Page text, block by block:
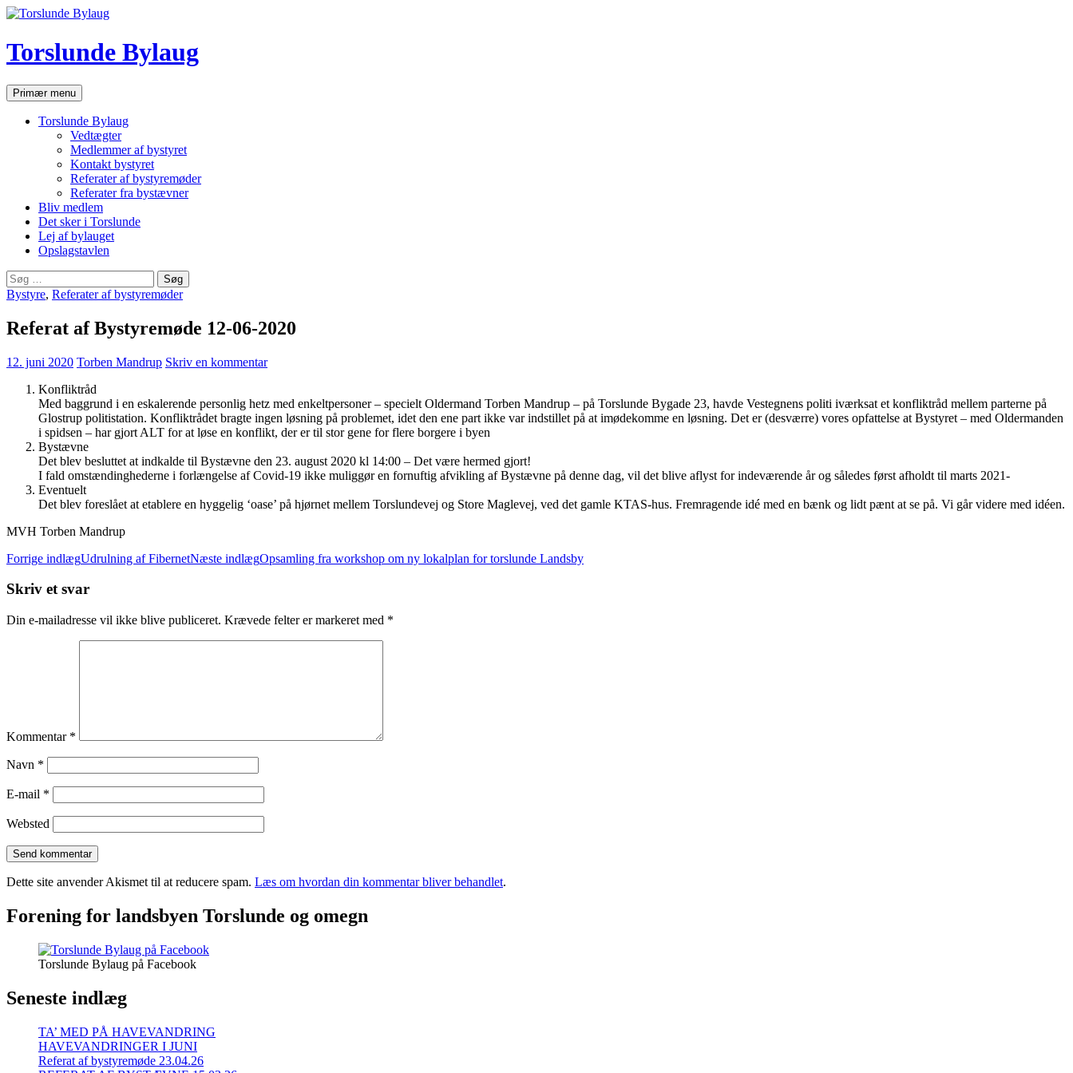
Hop
indhold
Torslunde Bylaug
SøgPrimær menu
Torslunde Bylaug
Vedtægter
Medlemmer af bystyret
Kontakt bystyret
Referater af bystyremøder
Referater fra bystævner
Bliv medlem
Det sker i Torslunde
Lej af bylauget
Opslagstavlen
Søg
efter:
Bystyre, Referater af bystyremøder
Referat af Bystyremøde 12-06-2020
12. juni 2020 Torben Mandrup Skriv en kommentar
Konfliktråd
Med baggrund i en eskalerende personlig hetz med enkeltpersoner – specielt Oldermand Torben Mandrup – på Torslunde Bygade 23, havde Vestegnens politi iværksat et konfliktråd mellem parterne på
Glostrup politistation. Konfliktrådet bragte ingen løsning på problemet, idet den ene part ikke var indstillet på at imødekomme en løsning. Det er (desværre) vores opfattelse at Bystyret – med Oldermanden
i spidsen – har gjort ALT for at løse en konflikt, der er til stor gene for flere borgere i byen
Bystævne
Det blev besluttet at indkalde til Bystævne den 23. august 2020 kl 14:00 – Det være hermed gjort!
I fald omstændinghederne i forlængelse af Covid-19 ikke muliggør en fornuftig afvikling af Bystævne på denne dag, vil det blive aflyst for indeværende år og således først afholdt til marts 2021-
Eventuelt
Det blev foreslået at etablere en hyggelig ‘oase’ på hjørnet mellem Torslundevej og Store Maglevej, ved det gamle KTAS-hus. Fremragende idé med en bænk og lidt pænt at se på. Vi går videre med idéen.
MVH Torben Mandrup
Indlægsnavigation
Forrige indlægUdrulning af FibernetNæste indlægOpsamling fra workshop om ny lokalplan for torslunde Landsby
Skriv et svar
Din e-mailadresse vil ikke blive publiceret. Krævede felter er markeret med *
Kommentar *
Navn *
E-mail *
Websted
Dette site anvender Akismet til at reducere spam. Læs om hvordan din kommentar bliver behandlet.
Forening for landsbyen Torslunde og omegn
Torslunde Bylaug på Facebook
Seneste indlæg
TA’ MED PÅ HAVEVANDRING
HAVEVANDRINGER I JUNI
Referat af bystyremøde 23.04.26